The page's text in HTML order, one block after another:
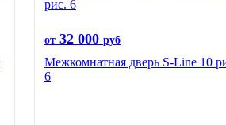
от 32 000 руб
Межкомнатная дверь S-Line 10
6